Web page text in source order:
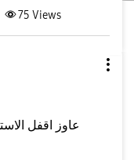
75 Views
عاوز اقفل